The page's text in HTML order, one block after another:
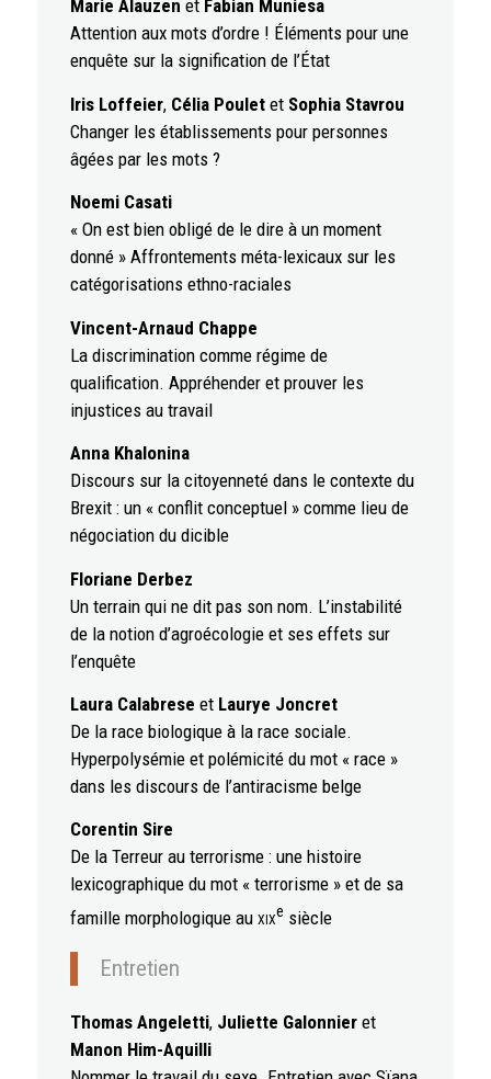
Marie Alauzen etFabian Muniesa
Attention aux mots d’ordre ! Éléments pour une
enquête sur la signification de l’État
Iris Loffeier,Célia Poulet etSophia Stavrou
Changer les établissements pour personnes
âgées par les mots ?
Noemi Casati
« On est bien obligé de le dire à un moment
donné » Affrontements méta-lexicaux sur les
catégorisations ethno-raciales
Vincent-Arnaud Chappe
La discrimination comme régime de
qualification. Appréhender et prouver les
injustices au travail
Anna Khalonina
Discours sur la citoyenneté dans le contexte du
Brexit : un « conflit conceptuel » comme lieu de
négociation du dicible
Floriane Derbez
Un terrain qui ne dit pas son nom. L’instabilité
de la notion d’agroécologie et ses effets sur
l’enquête
Laura Calabrese etLaurye Joncret
De la race biologique à la race sociale.
Hyperpolysémie et polémicité du mot « race »
dans les discours de l’antiracisme belge
Corentin Sire
De la Terreur au terrorisme : une histoire
lexicographique du mot « terrorisme » et de sa
famille morphologique au xixe siècle
Entretien
Thomas Angeletti,Juliette Galonnier et
Manon Him-Aquilli